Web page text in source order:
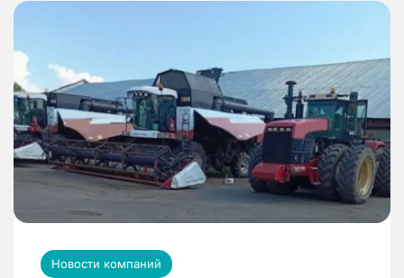
Новости компаний